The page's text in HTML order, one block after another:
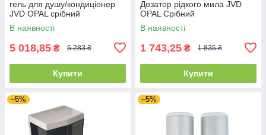
гель для душу/кондиціонер
JVD OPAL срібний
В наявності
5 018,85 ₴ 5 283 ₴
Купити
Дозатор рідкого мила JVD
OPAL Срібний
В наявності
1 743,25 ₴ 1 835 ₴
Купити
–5% –5%